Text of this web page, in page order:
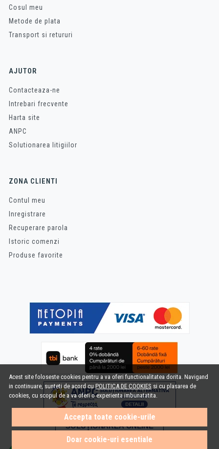
Acest site foloseste cookies pentru a va oferi functionalitatea dorita. Navigand
in continuare, sunteti de acord cuPOLITICA DE COOKIES si cu plasarea de
cookies, cu scopul de a va oferi o experienta imbunatatita.
Accepta toate cookie-urile
Doar cookie-uri esentiale
Cosul meu
Metode de plata
Transport si retururi
AJUTOR
Contacteaza-ne
Intrebari frecvente
Harta site
ANPC
Solutionarea litigiilor
ZONA CLIENTI
Contul meu
Inregistrare
Recuperare parola
Istoric comenzi
Produse favorite